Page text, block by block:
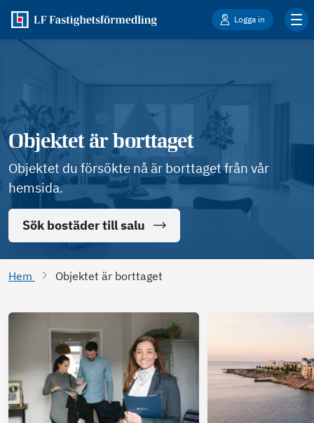
Logga in
Objektet är borttaget
Objektet du försökte nå är borttaget från vår
hemsida.
Sök bostäder till salu
Hem Objektet är borttaget